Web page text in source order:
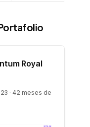
Royal
· 42 meses de
$178.2K